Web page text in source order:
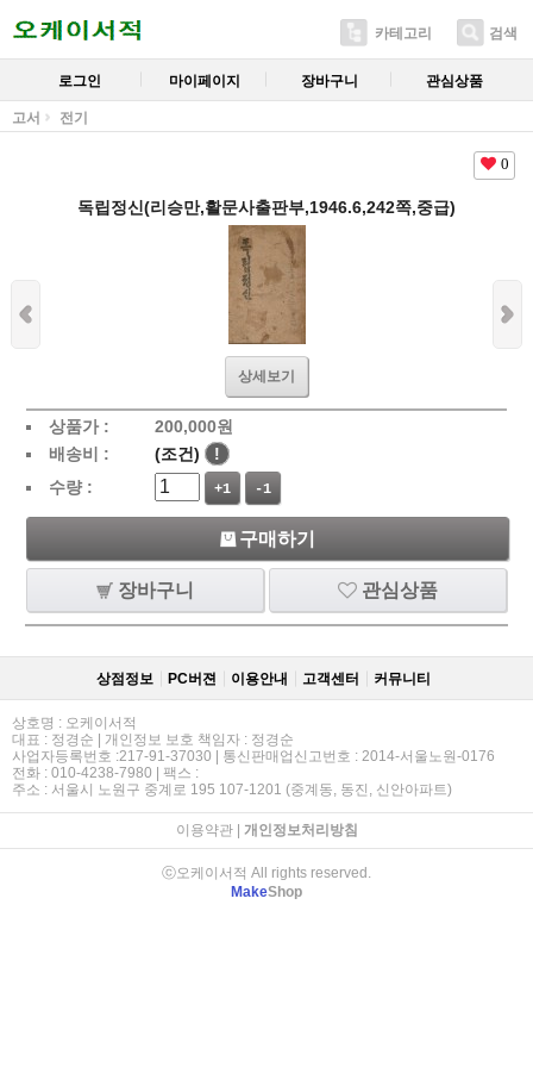
카테고리 검색
로그인 마이페이지 장바구니 관심상품
고서 전기
0
독립정신(리승만,활문사출판부,1946.6,242쪽,중급)
상세보기
상품가 : 200,000원
배송비 :
(조건)
!
수량 :
+1 -1
구매하기
장바구니 관심상품
상점정보 PC버젼 이용안내 고객센터 커뮤니티
상호명 : 오케이서적
대표 : 정경순 | 개인정보 보호 책임자 : 정경순
사업자등록번호 :217-91-37030 | 통신판매업신고번호 : 2014-서울노원-0176
전화 : 010-4238-7980 | 팩스 :
주소 : 서울시 노원구 중계로 195 107-1201 (중계동, 동진, 신안아파트)
이용약관| 개인정보처리방침
ⓒ오케이서적 All rights reserved.
MakeShop